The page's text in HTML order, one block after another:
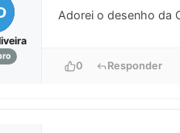
Adorei o desenho da
0 Responder